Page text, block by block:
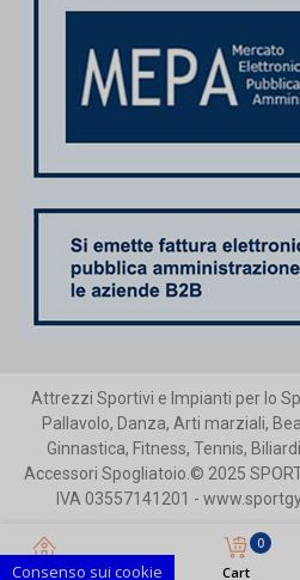
Home
0
Cart
Attrezzi Sportivi e Impianti per lo
Pallavolo, Danza, Arti marziali,
Ginnastica, Fitness, Tennis,
Accessori Spogliatoio.© 2025
IVA 03557141201 -
Consenso sui cookie